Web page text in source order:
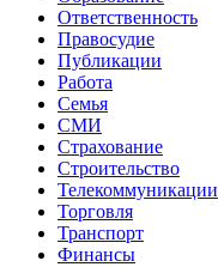
Ответственность
Правосудие
Публикации
Работа
Семья
СМИ
Страхование
Строительство
Телекоммуникации
Торговля
Транспорт
Финансы